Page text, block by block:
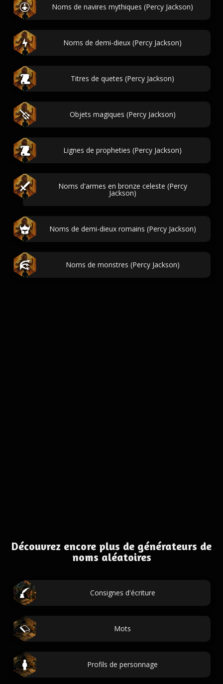
Noms de navires mythiques (Percy Jackson)
Noms de demi-dieux (Percy Jackson)
Titres de quetes (Percy Jackson)
Objets magiques (Percy Jackson)
Lignes de propheties (Percy Jackson)
Noms d'armes en bronze celeste (Percy
Jackson)
Noms de demi-dieux romains (Percy Jackson)
Noms de monstres (Percy Jackson)
Découvrez encore plus de générateurs de
noms aléatoires
Consignes d'écriture
Mots
Profils de personnage